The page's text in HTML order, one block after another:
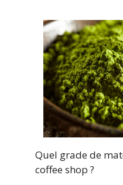
Quel grade de
coffee shop ?